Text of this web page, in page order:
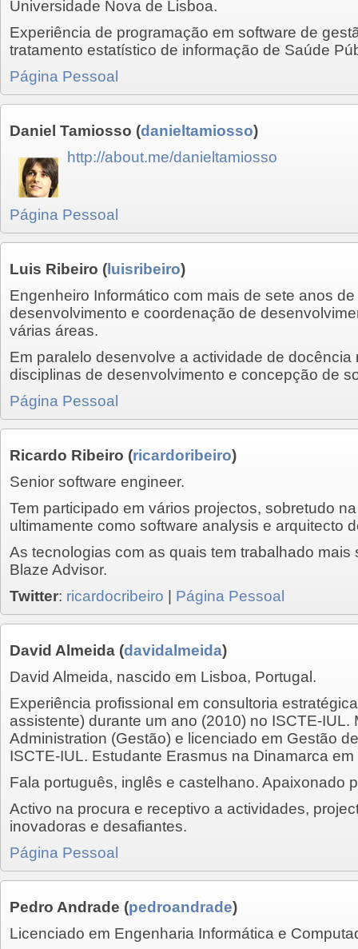
Universidade Nova de Lisboa.
Experiência de programação em software de
tratamento estatístico de informação de Saúde
Página Pessoal
Daniel Tamiosso (danieltamiosso)
http://about.me/danieltamiosso
Página Pessoal
Luis Ribeiro ( luisribeiro)
Engenheiro Informático com mais de sete anos
desenvolvimento e coordenação de
várias áreas.
Em paralelo desenvolve a actividade de docência
disciplinas de desenvolvimento e concepção de
Página Pessoal
Ricardo Ribeiro (ricardoribeiro)
Senior software engineer.
Tem participado em vários projectos, sobretudo
ultimamente como software analysis e arquitecto
As tecnologias com as quais tem trabalhado mais
Blaze Advisor.
Twitter: ricardocribeiro Página Pessoal
David Almeida (davidalmeida)
David Almeida, nascido em Lisboa, Portugal.
Experiência profissional em consultoria
assistente) durante um ano (2010) no ISCTE-IUL.
Administration (Gestão) e licenciado em Gestão
ISCTE-IUL. Estudante Erasmus na Dinamarca em
Fala português, inglês e castelhano. Apaixonado
Activo na procura e receptivo a actividades,
inovadoras e desafiantes.
Página Pessoal
Pedro Andrade (pedroandrade)
Licenciado em Engenharia Informática e